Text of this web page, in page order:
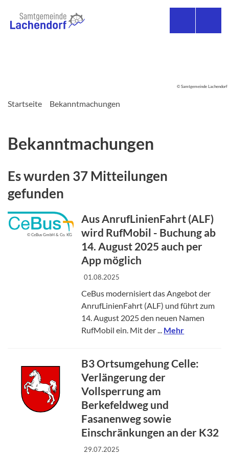
© Samtgemeinde Lachendorf
Startseite Bekanntmachungen
Bekanntmachungen
Es wurden 37 Mitteilungen
gefunden
Aus AnrufLinienFahrt (ALF)
wird RufMobil - Buchung ab
14. August 2025 auch per
App möglich
01.08.2025
CeBus modernisiert das Angebot der
AnrufLinienFahrt (ALF) und führt zum
14. August 2025 den neuen Namen
RufMobil ein. Mit der ... Mehr
© CeBus GmbH & Co. KG
B3 Ortsumgehung Celle:
Verlängerung der
Vollsperrung am
Berkefeldweg und
Fasanenweg sowie
Einschränkungen an der K32
29.07.2025